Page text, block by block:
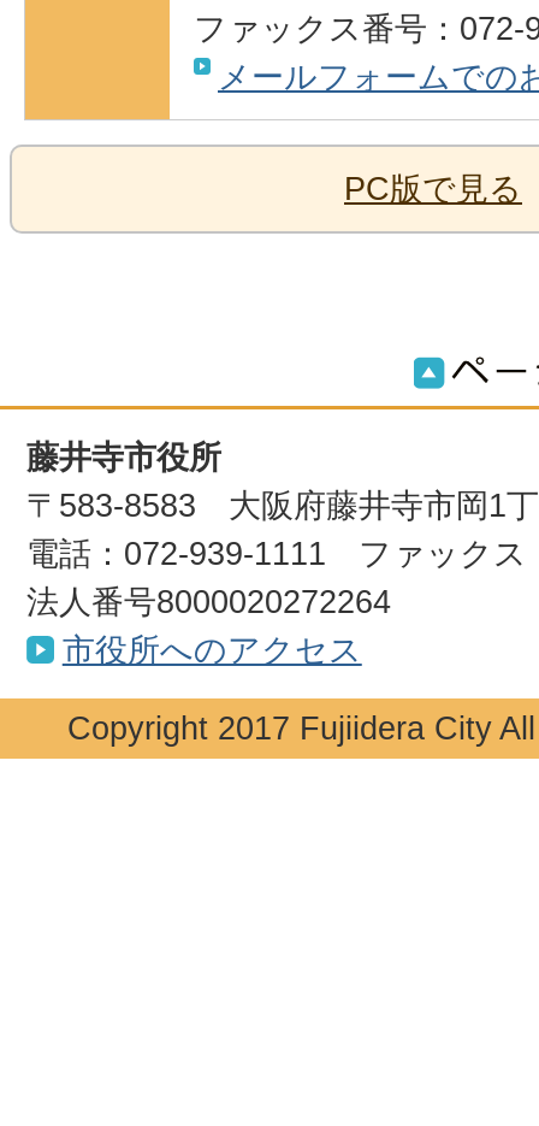
ファックス番号：072-
メールフォームでの
PC版で見る
藤井寺市役所
〒583-8583 大阪府藤井寺市岡1
電話：072-939-1111 ファックス
法人番号8000020272264
市役所へのアクセス
Copyright 2017 Fujiidera City